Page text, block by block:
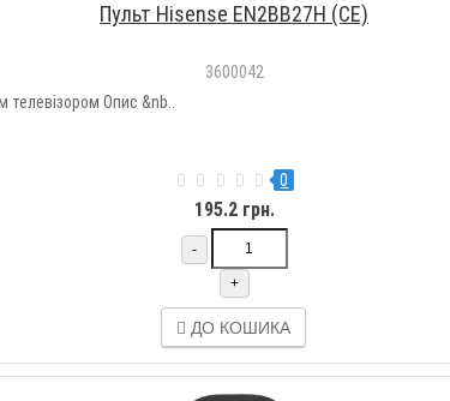
Пульт Hisense EN2BB27H (CE)
3600042
телевізором Опис &nb..
0
195.2 грн.
-
+
ДО КОШИКА